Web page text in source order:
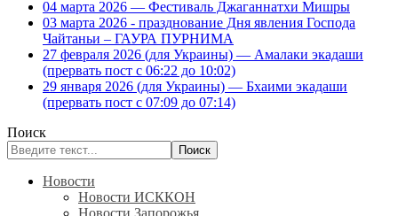
04 марта 2026 — Фестиваль Джаганнатхи Мишры
03 марта 2026 - празднование Дня явления Господа
Чайтаньи – ГАУРА ПУРНИМА
27 февраля 2026 (для Украины) — Амалаки экадаши
(прервать пост с 06:22 до 10:02)
29 января 2026 (для Украины) — Бхаими экадаши
(прервать пост с 07:09 до 07:14)
Поиск
Поиск
Новости
Новости ИСККОН
Новости Запорожья